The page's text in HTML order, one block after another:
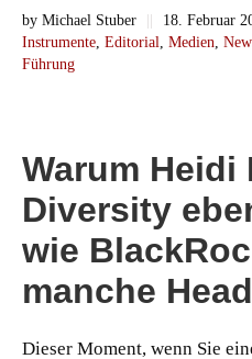
by Michael Stuber || 18. Februar
Instrumente Editorial Medien
Führung
Warum Heidi
Diversity
wie
manche
Dieser Moment, wenn Sie